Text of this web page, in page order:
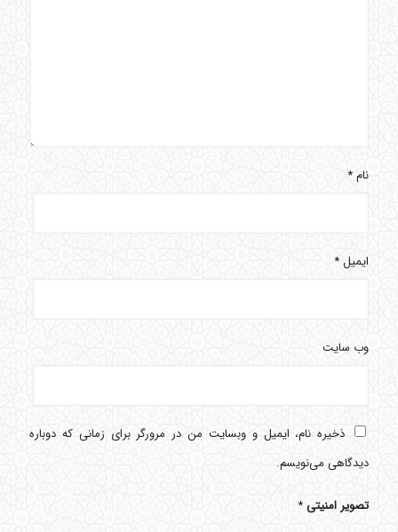
نام*
ایمیل*
وب‌ سایت
ذخیره نام، ایمیل و وبسایت من در مرورگر برای زمانی که دوباره
دیدگاهی می‌نویسم.
تصویر امنیتی*